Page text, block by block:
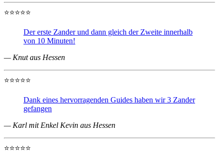
⭐⭐⭐⭐⭐
Der erste Zander und dann gleich der Zweite innerhalb
von 10 Minuten!
— Knut aus Hessen
⭐⭐⭐⭐⭐
Dank eines hervorragenden Guides haben wir 3 Zander
gefangen
— Karl mit Enkel Kevin aus Hessen
⭐⭐⭐⭐⭐